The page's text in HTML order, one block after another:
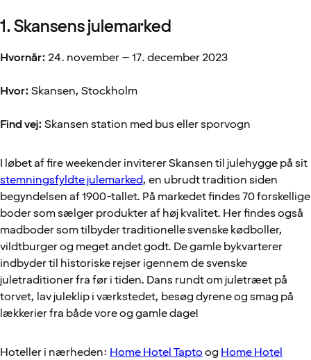
1. Skansens julemarked
Hvornår: 24. november – 17. december 2023
Hvor:Skansen, Stockholm
Find vej:Skansen station med bus eller sporvogn
I løbet af fire weekender inviterer Skansen til julehygge på sit
stemningsfyldte julemarked, en ubrudt tradition siden
begyndelsen af 1900-tallet. På markedet findes 70 forskellige
boder som sælger produkter af høj kvalitet. Her findes også
madboder som tilbyder traditionelle svenske kødboller,
vildtburger og meget andet godt. De gamle bykvarterer
indbyder til historiske rejser igennem de svenske
juletraditioner fra før i tiden. Dans rundt om juletræet på
torvet, lav juleklip i værkstedet, besøg dyrene og smag på
lækkerier fra både vore og gamle dage!
Hoteller i nærheden: Home Hotel TaptoogHome Hotel